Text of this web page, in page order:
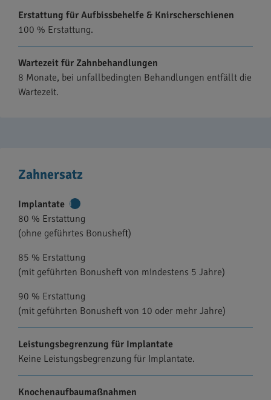
Erstattung für Aufbissbehelfe & Knirscherschienen
100 % Erstattung.
Wartezeit für Zahnbehandlungen
8 Monate, bei unfallbedingten Behandlungen entfällt die
Wartezeit.
Zahnersatz
Implantate
Informationen
80 % Erstattung
(ohne geführtes Bonusheft)
85 % Erstattung
(mit geführten Bonusheft von mindestens 5 Jahre)
90 % Erstattung
(mit geführten Bonusheft von 10 oder mehr Jahre)
Leistungsbegrenzung für Implantate
Keine Leistungsbegrenzung für Implantate.
Knochenaufbaumaßnahmen